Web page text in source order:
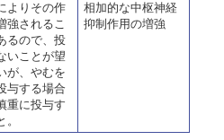
よりその作
強されるこ
るので、投
いことが望
が、やむを
与する場合
重に投与す
。
相加的な中枢神経
抑制作用の増強